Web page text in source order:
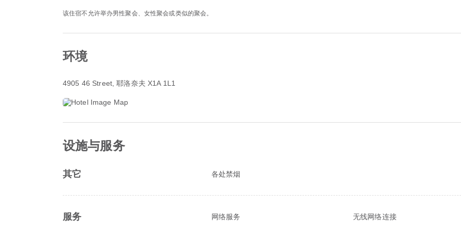
该住宿不允许举办男性聚会、女性聚会或类似的聚会。
环境
4905 46 Street, 耶洛奈夫 X1A 1L1
设施与服务
其它 各处禁烟
服务 网络服务 无线网络连接